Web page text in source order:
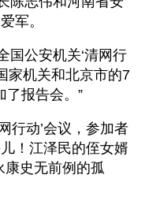
军。
国公安机关‘清网行
家机关和北京市的7
了报告会。”
行动’会议，参加者
！江泽民的侄女婿
康史无前例的孤